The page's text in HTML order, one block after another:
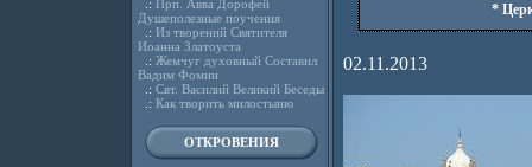
.: Прп. Авва Дорофей
Душеполезные поучения
.: Из творений Святителя
Иоанна Златоуста
.: Жемчуг духовный Составил
Вадим Фомин
.: Свт. Василий Великий Беседы
.: Как творить милостыню
ОТКРОВЕНИЯ
*
02.11.2013